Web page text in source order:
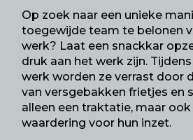
Op zoek naar een unieke
toegewijde team te belonen
werk? Laat een snackkar
druk aan het werk zijn.
werk worden ze verrast door
van versgebakken frietjes en
alleen een traktatie, maar ook
waardering voor hun inzet.